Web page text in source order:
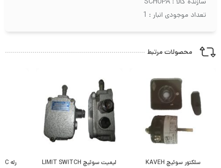
تعداد موجودی انبار : 1
محصولات مرتبط
سلکتور سوئیچ KAVEH
لیمیت سوئیچ LIMIT SWITCH
رله RELAY 10A-250VAC